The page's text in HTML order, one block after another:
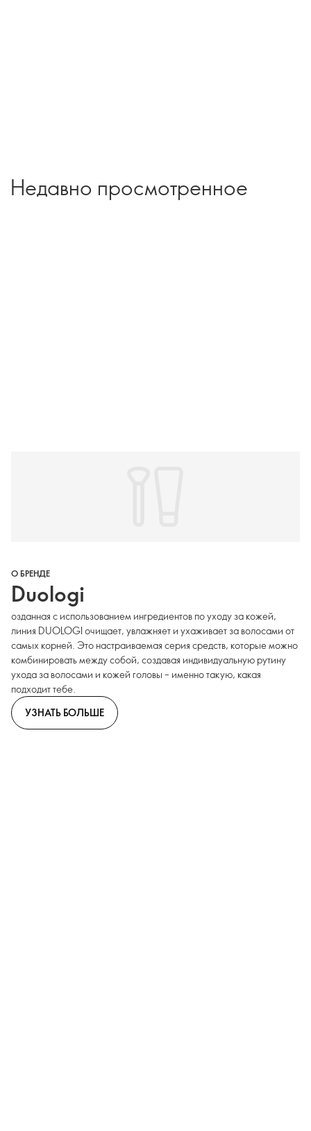
Недавно просмотренное
О БРЕНДЕ
Duologi
озданная с использованием ингредиентов по уходу за кожей,
линия DUOLOGI очищает, увлажняет и ухаживает за волосами от
самых корней. Это настраиваемая серия средств, которые можно
комбинировать между собой, создавая индивидуальную рутину
ухода за волосами и кожей головы – именно такую, какая
подходит тебе.
УЗНАТЬ БОЛЬШЕ